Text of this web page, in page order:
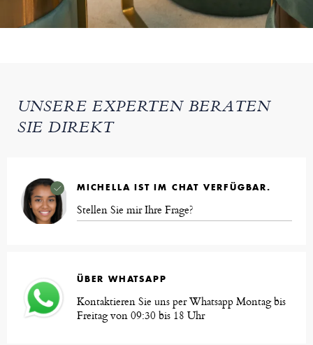
UNSERE EXPERTEN BERATEN
SIE DIREKT
MICHELLA IST IM CHAT VERFÜGBAR.
Stellen Sie mir Ihre Frage?
ÜBER WHATSAPP
Kontaktieren Sie uns per Whatsapp Montag bis
Freitag von 09:30 bis 18 Uhr